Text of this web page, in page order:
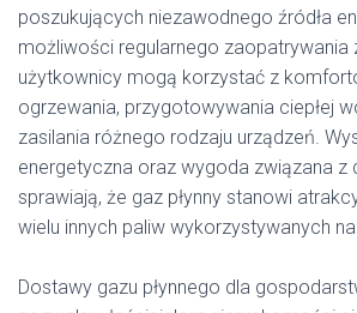
poszukujących niezawodnego źródła
możliwości regularnego zaopatrywania
użytkownicy mogą korzystać z
ogrzewania, przygotowywania ciepłej
zasilania różnego rodzaju urządzeń.
energetyczna oraz wygoda związana z
sprawiają, że gaz płynny stanowi
wielu innych paliw wykorzystywanych
Dostawy gazu płynnego dla